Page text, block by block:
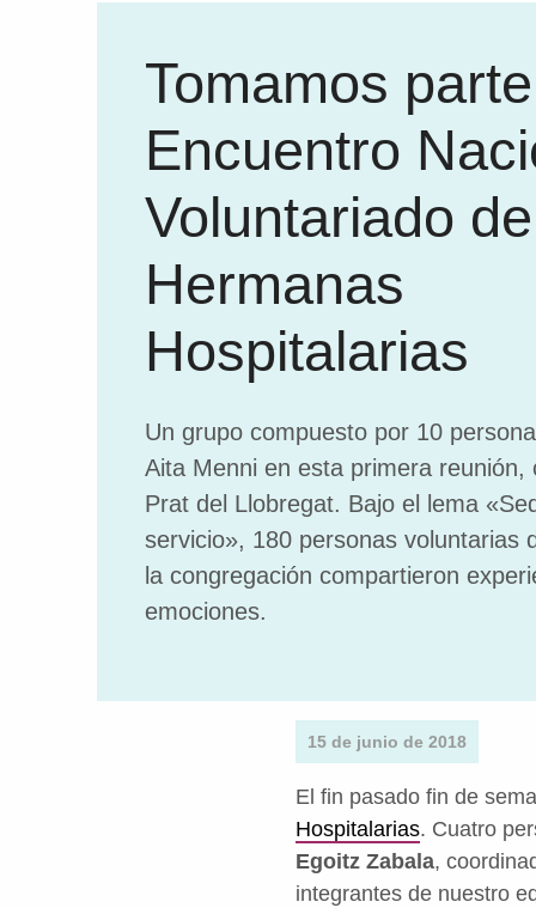
Tomamos
Encuentro
Voluntariado de
Hermanas
Hospitalarias
Un grupo compuesto por 10
Aita Menni en esta primera reunión,
Prat del Llobregat. Bajo el lema
servicio», 180 personas voluntarias
la congregación compartieron
emociones.
15 de junio de 2018
El fin pasado fin de
Hospitalarias. Cuatro
Egoitz Zabala,
integrantes de nuestro